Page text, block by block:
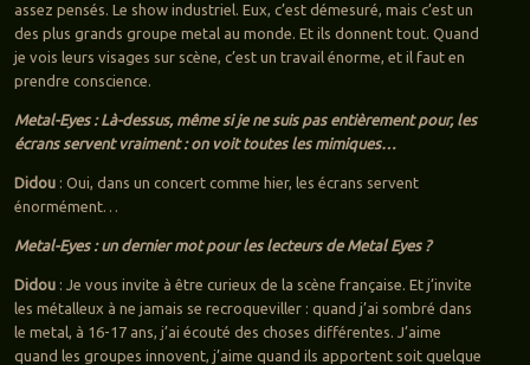
assez pensés. Le show industriel. Eux, c’est démesuré, mais c’est un
des plus grands groupe metal au monde. Et ils donnent tout. Quand
je vois leurs visages sur scène, c’est un travail énorme, et il faut en
prendre conscience.
Metal-Eyes : Là-dessus, même si je ne suis pas entièrement pour, les
écrans servent vraiment : on voit toutes les mimiques…
Didou : Oui, dans un concert comme hier, les écrans servent
énormément…
Metal-Eyes : un dernier mot pour les lecteurs de Metal Eyes ?
Didou : Je vous invite à être curieux de la scène française. Et j’invite
les métalleux à ne jamais se recroqueviller : quand j’ai sombré dans
le metal, à 16-17 ans, j’ai écouté des choses différentes. J’aime
quand les groupes innovent, j’aime quand ils apportent soit quelque